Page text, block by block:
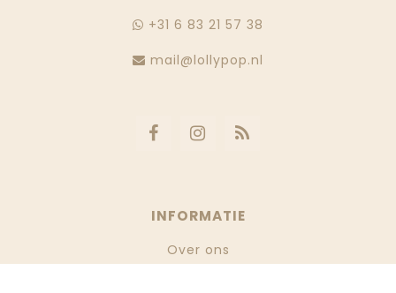
+31 6 83 21 57 38
mail@lollypop.nl
INFORMATIE
Over ons